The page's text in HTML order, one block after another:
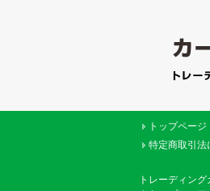
トップページ
特定商取引法
トレーディン